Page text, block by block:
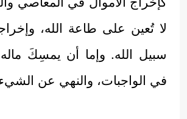
لا تُعين على طاعة الله،
سبيل الله. وإما أن يمسِكَ
في الواجبات، والنهي عن